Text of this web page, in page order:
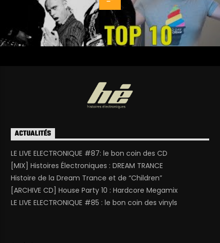
ACTUALITÉS
LE LIVE ELECTRONIQUE #87: le bon coin des CD
[MIX] Histoires Électroniques : DREAM TRANCE
Histoire de la Dream Trance et de “Children”
[ARCHIVE CD] House Party 10 : Hardcore Megamix
LE LIVE ELECTRONIQUE #85 : le bon coin des vinyls